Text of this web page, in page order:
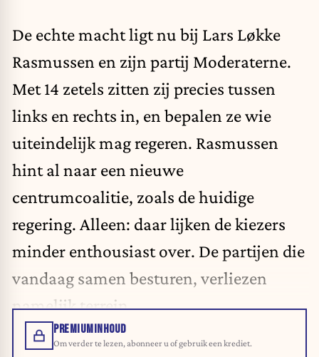
De echte macht ligt nu bij Lars Løkke
Rasmussen en zijn partij Moderaterne.
Met 14 zetels zitten zij precies tussen
links en rechts in, en bepalen ze wie
uiteindelijk mag regeren. Rasmussen
hint al naar een nieuwe
centrumcoalitie, zoals de huidige
regering. Alleen: daar lijken de kiezers
minder enthousiast over. De partijen die
vandaag samen besturen, verliezen
namelijk terrein.
PREMIUMINHOUD
Om verder te lezen, abonneer u of gebruik een krediet.